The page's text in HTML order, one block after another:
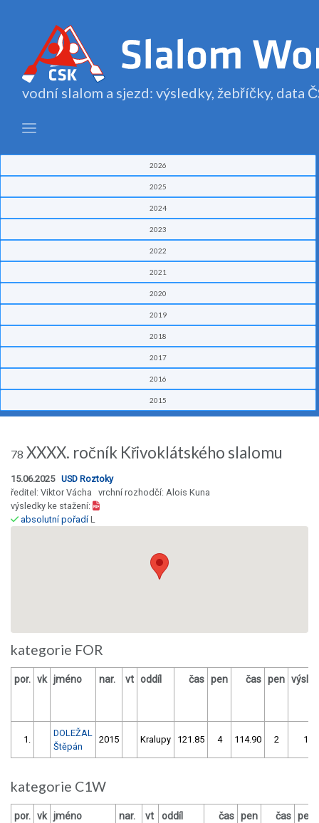
vodní slalom a sjezd: výsledky, žebříčky, data
2026
2025
2024
2023
2022
2021
2020
2019
2018
2017
2016
2015
78 XXXX. ročník Křivoklátského slalomu
15.06.2025 USD Roztoky
ředitel: Viktor Vácha vrchní rozhodčí: Alois Kuna
výsledky ke stažení:
absolutní pořadíL
kategorie FOR
por. vk jméno nar. vt oddíl čas pen čas pen
1.
DOLEŽAL
Štěpán
2015 Kralupy 121.85 4 114.90 2
kategorie C1W
por. vk jméno nar. vt oddíl čas pen čas pen